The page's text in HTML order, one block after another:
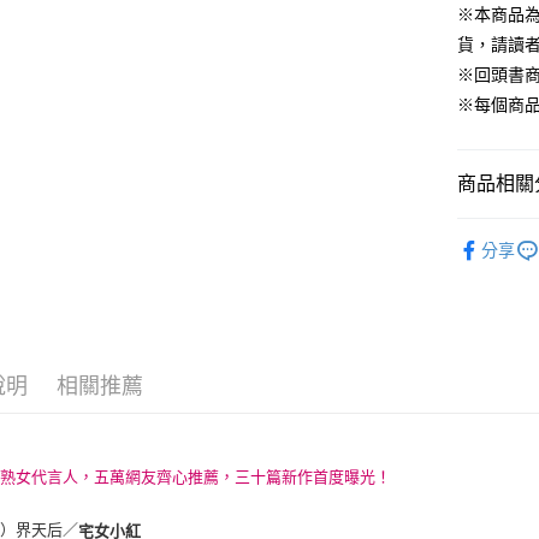
每筆
※本商品
貨，請讀
※回頭書
※每個商
商品相關
分享
明 相關推薦
女代言人，五萬網友齊心推薦，三十篇新作首度曝光！
界天后／宅女小紅